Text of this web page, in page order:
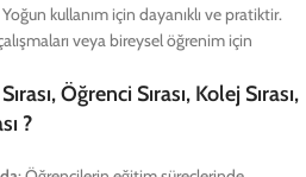
Yoğun kullanım için dayanıklı ve pratiktir.
veya bireysel öğrenim için
Öğrenci Sırası, Kolej Sırası,
?